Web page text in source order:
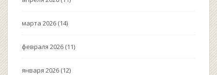
марта 2026 (14)
февраля 2026 (11)
января 2026 (12)